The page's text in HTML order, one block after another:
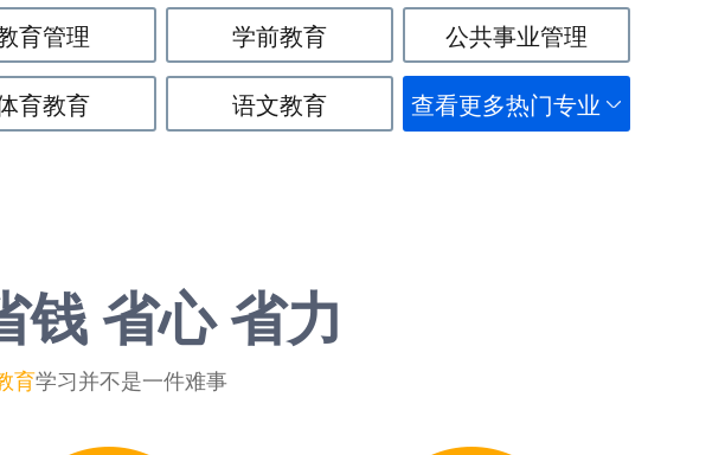
育管理 学前教育 公共事业管理
育教育 语文教育 查看更多热门专业
钱 省心 省力
育学习并不是一件难事